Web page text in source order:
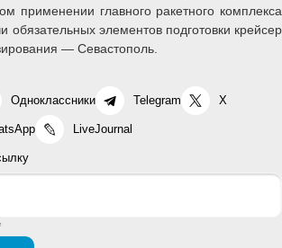
применении главного ракетного комплекса
обязательных элементов подготовки крейсер
— Севастополь.
Одноклассники Telegram X
LiveJournal